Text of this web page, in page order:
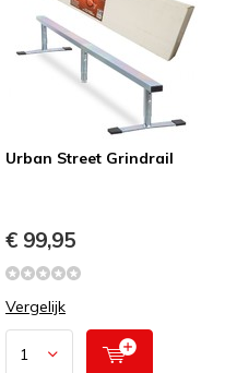
Urban Street Grindrail
€ 99,95
Vergelijk